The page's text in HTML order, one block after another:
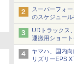
車両を通行可
スーパーフォ
のスケジュー
を紹介
UDトラックス
運搬用ショー
ヤマハ、国内
リズリーEPS